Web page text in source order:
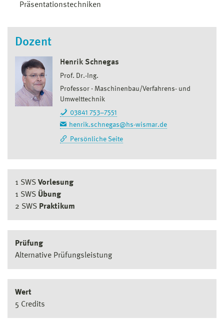
Präsentationstechniken
Dozent
Henrik Schnegas
Prof. Dr.-Ing.
Professor
Maschinenbau/Verfahrens- und
Umwelttechnik
03841 753–7551
henrik.schnegas@hs-wismar.de
Persönliche Seite
1 SWS Vorlesung
1 SWS Übung
2 SWS Praktikum
Prüfung
Alternative Prüfungsleistung
Wert
5 Credits